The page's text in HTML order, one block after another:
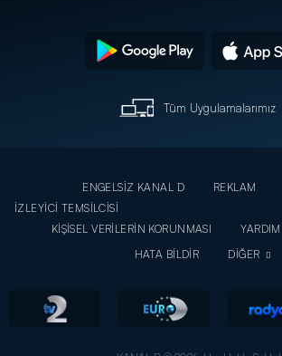
Tüm Uygulamalarımız
ENGELSİZ KANAL D REKLAM
İZLEYİCİ TEMSİLCİSİ
KİŞİSEL VERİLERİN KORUNMASI
YARDIM
HATA BİLDİR
DİĞER